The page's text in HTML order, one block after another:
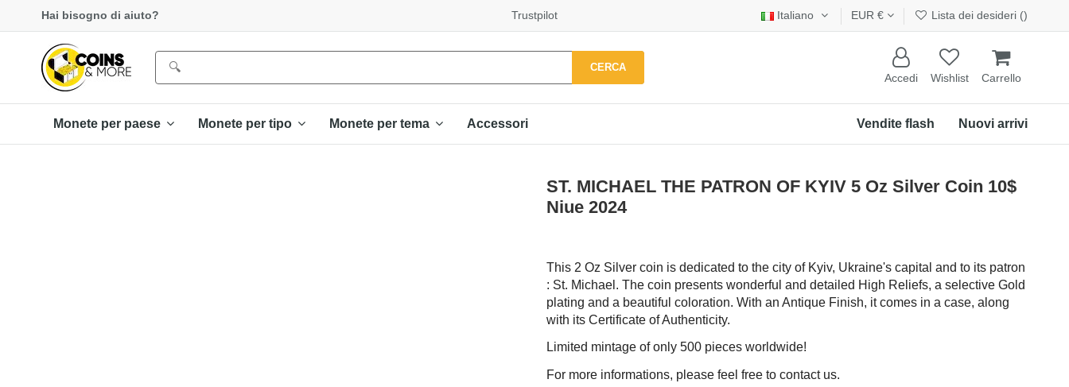
Hai bisogno di aiuto? Trustpilot Italiano EUR € Lista dei desideri ()
CERCA
Accedi Wishlist Carrello
Monete per paese Monete per tipo Monete per tema Accessori Nuovi arrivi
Vendite flash
ST. MICHAEL THE PATRON OF KYIV 5 Oz Silver Coin 10$
Niue 2024
This 2 Oz Silver coin is dedicated to the city of Kyiv, Ukraine's capital and to its patron
: St. Michael. The coin presents wonderful and detailed High Reliefs, a selective Gold
plating and a beautiful coloration. With an Antique Finish, it comes in a case, along
with its Certificate of Authenticity.
Limited mintage of only 500 pieces worldwide!
For more informations, please feel free to contact us.